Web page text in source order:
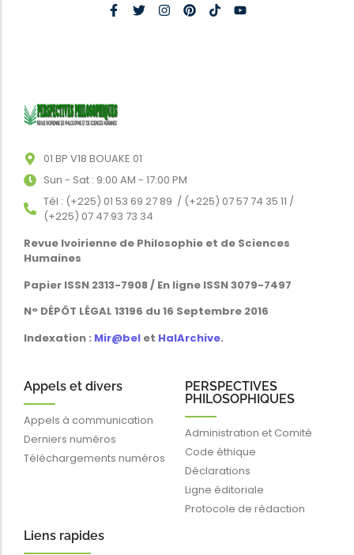
01 BP V18 BOUAKE 01
Sun - Sat : 9:00 AM - 17:00 PM
Tél : (+225) 01 53 69 27 89 / (+225) 07 57 74 35 11 /
(+225) 07 47 93 73 34
Revue Ivoirienne de Philosophie et de Sciences
Humaines
Papier ISSN 2313-7908 / En ligne ISSN 3079-7497
N° DÉPÔT LÉGAL 13196 du 16 Septembre 2016
Indexation : Mir@bel et HalArchive.
Appels et divers
Appels à communication
Derniers numéros
Téléchargements numéros
PERSPECTIVES
PHILOSOPHIQUES
Administration et Comité
Code éthique
Déclarations
Ligne éditoriale
Protocole de rédaction
Liens rapides